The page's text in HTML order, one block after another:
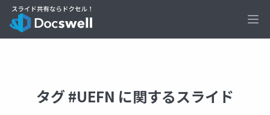
タグ #UEFN に関するスライド